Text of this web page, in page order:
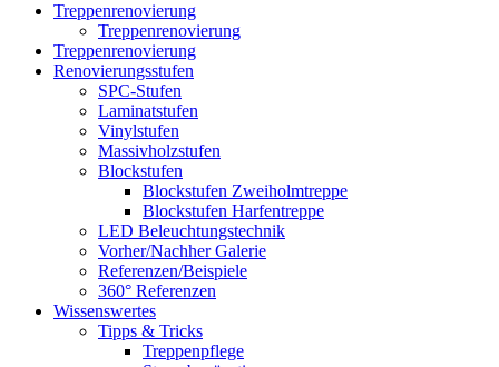
Treppenrenovierung
Treppenrenovierung
Treppenrenovierung
Renovierungsstufen
SPC-Stufen
Laminatstufen
Vinylstufen
Massivholzstufen
Blockstufen
Blockstufen Zweiholmtreppe
Blockstufen Harfentreppe
LED Beleuchtungstechnik
Vorher/Nachher Galerie
Referenzen/Beispiele
360° Referenzen
Wissenswertes
Tipps & Tricks
Treppenpflege